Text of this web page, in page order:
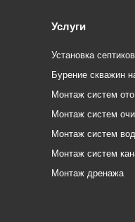
Услуги
Установка септиков
Бурение скважин
Монтаж систем
Монтаж систем
Монтаж систем
Монтаж систем
Монтаж дренажа